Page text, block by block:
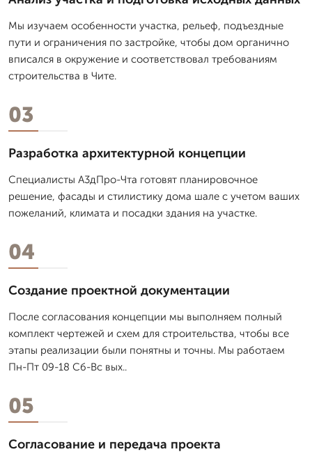
Мы изучаем особенности участка, рельеф, подъездные
пути и ограничения по застройке, чтобы дом органично
вписался в окружение и соответствовал требованиям
строительства в Чите.
03
Разработка архитектурной концепции
Специалисты А3дПро-Чта готовят планировочное
решение, фасады и стилистику дома шале с учетом ваших
пожеланий, климата и посадки здания на участке.
04
Создание проектной документации
После согласования концепции мы выполняем полный
комплект чертежей и схем для строительства, чтобы все
этапы реализации были понятны и точны. Мы работаем
Пн-Пт 09-18 Сб-Вс вых..
05
Согласование и передача проекта